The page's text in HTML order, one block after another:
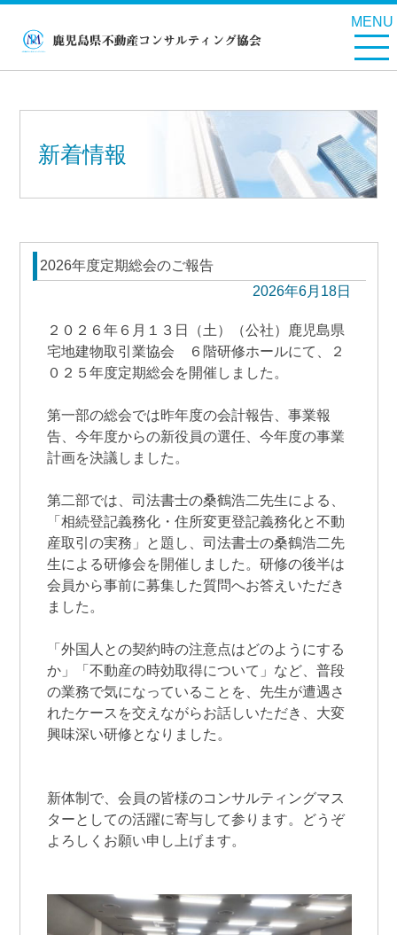
MENU
新着情報
2026年度定期総会のご報告
2026年6月18日
２０２６年６月１３日（土）（公社）鹿児島県
宅地建物取引業協会 ６階研修ホールにて、２
０２５年度定期総会を開催しました。
第一部の総会では昨年度の会計報告、事業報
告、今年度からの新役員の選任、今年度の事業
計画を決議しました。
第二部では、司法書士の桑鶴浩二先生による、
「相続登記義務化・住所変更登記義務化と不動
産取引の実務」と題し、司法書士の桑鶴浩二先
生による研修会を開催しました。研修の後半は
会員から事前に募集した質問へお答えいただき
ました。
「外国人との契約時の注意点はどのようにする
か」「不動産の時効取得について」など、普段
の業務で気になっていることを、先生が遭遇さ
れたケースを交えながらお話しいただき、大変
興味深い研修となりました。
新体制で、会員の皆様のコンサルティングマス
ターとしての活躍に寄与して参ります。どうぞ
よろしくお願い申し上げます。